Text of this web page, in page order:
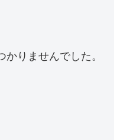
かりませんでした。